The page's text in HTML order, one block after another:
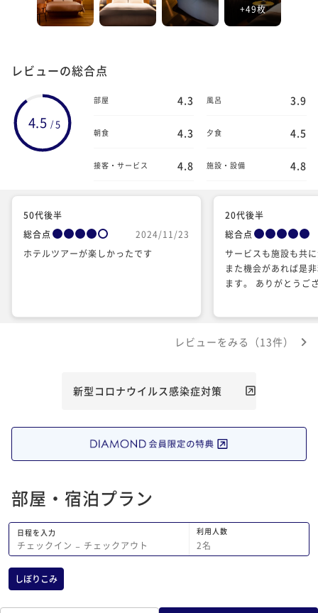
+49枚
レビューの総合点
4.5 /5
部屋 4.3 風呂 3.9
朝食 4.3 夕食 4.5
接客・サービス 4.8 施設・設備 4.8
50代後半
総合点
2024/11/23
ホテルツアーが楽しかったです
20代後半
総合点
サービスも施設も共
また機会があれば是
ます。 ありがとうご
レビューをみる（13件）
新型コロナウイルス感染症対策
部屋・宿泊プラン
日程を入力
チェックイン − チェックアウト
利用人数
2名
しぼりこみ